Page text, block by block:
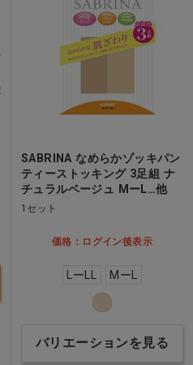
SABRINA なめらかゾッキパン
ティーストッキング 3足組 ナ
チュラルベージュ MーL…他
1セット
価格：ログイン後表示
LーLL MーL
バリエーションを見る